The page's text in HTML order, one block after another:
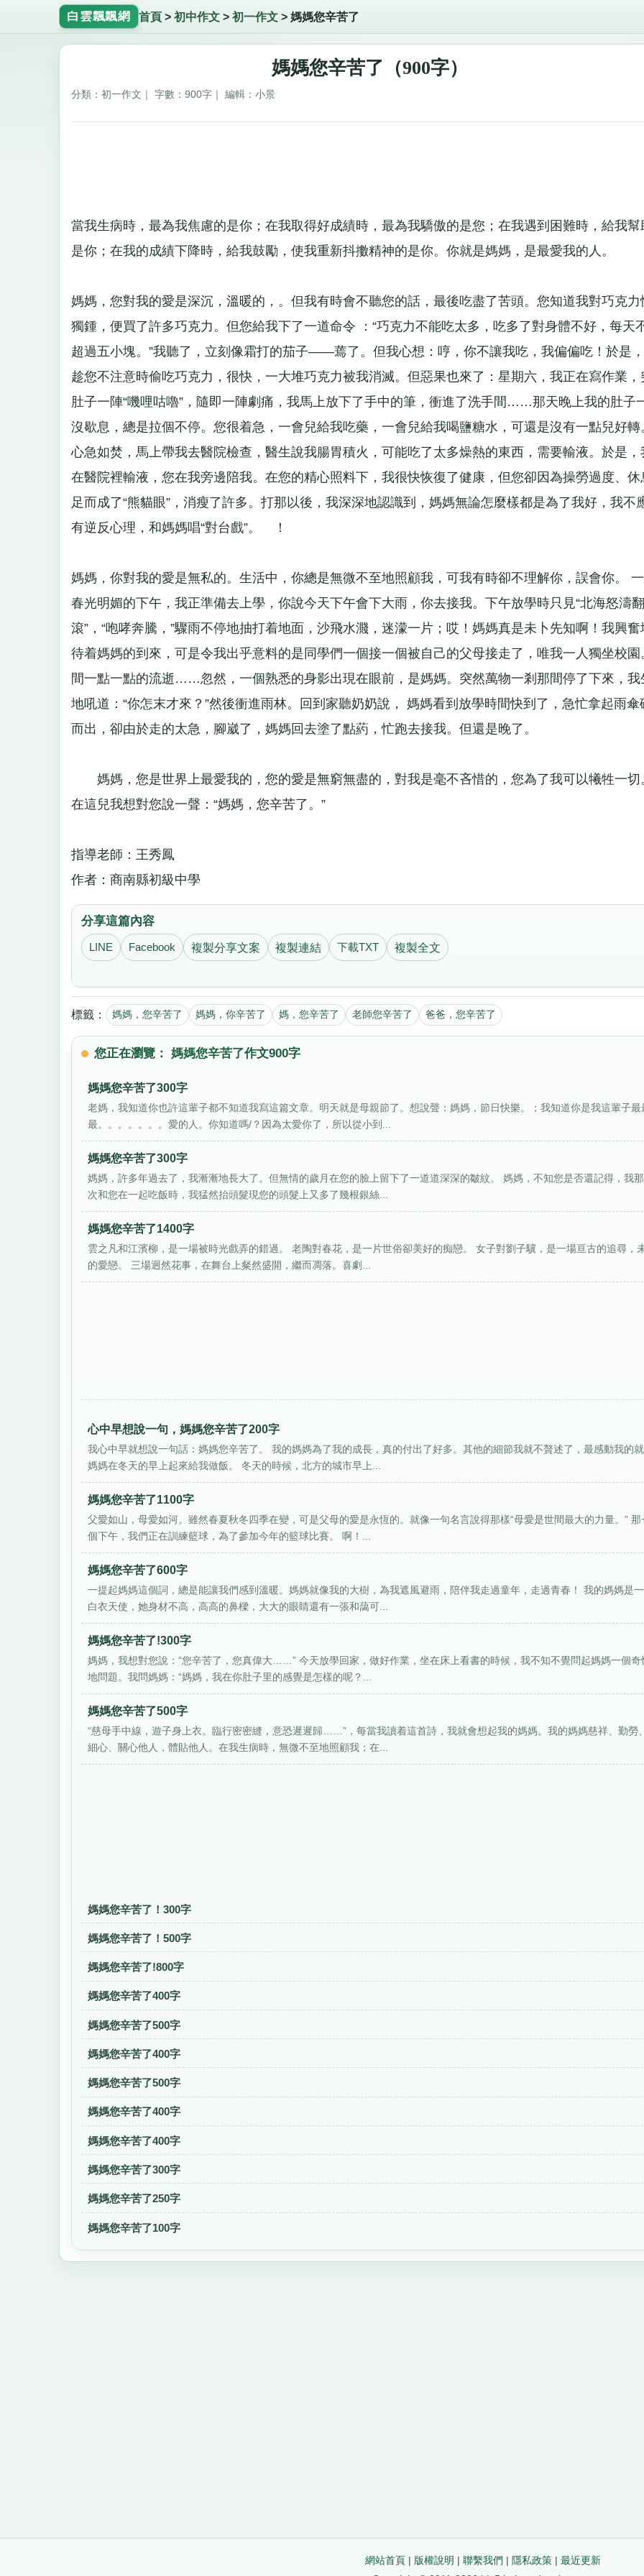
白雲飄飄網 首頁> 初中作文> 初一作文> 媽媽您辛苦了
媽媽您辛苦了（900字）
分類：初一作文｜ 字數：900字｜ 編輯：小景
當我生病時，最為我焦慮的是你；在我取得好成績時，最為我驕傲的是您；在我遇到困難時，給我幫
是你；在我的成績下降時，給我鼓勵，使我重新抖擻精神的是你。你就是媽媽，是最愛我的人。
媽媽，您對我的愛是深沉，溫暖的，。但我有時會不聽您的話，最後吃盡了苦頭。您知道我對巧克力
獨鍾，便買了許多巧克力。但您給我下了一道命令 ：“巧克力不能吃太多，吃多了對身體不好，每天
超過五小塊。”我聽了，立刻像霜打的茄子——蔫了。但我心想：哼，你不讓我吃，我偏偏吃！於是
趁您不注意時偷吃巧克力，很快，一大堆巧克力被我消滅。但惡果也來了：星期六，我正在寫作業，
肚子一陣“嘰哩咕嚕”，隨即一陣劇痛，我馬上放下了手中的筆，衝進了洗手間……那天晚上我的肚子
沒歇息，總是拉個不停。您很着急，一會兒給我吃藥，一會兒給我喝鹽糖水，可還是沒有一點兒好轉
心急如焚，馬上帶我去醫院檢查，醫生說我腸胃積火，可能吃了太多燥熱的東西，需要輸液。於是，
在醫院裡輸液，您在我旁邊陪我。在您的精心照料下，我很快恢復了健康，但您卻因為操勞過度、休
足而成了“熊貓眼”，消瘦了許多。打那以後，我深深地認識到，媽媽無論怎麼樣都是為了我好，我不
有逆反心理，和媽媽唱“對台戲”。 ！
媽媽，你對我的愛是無私的。生活中，你總是無微不至地照顧我，可我有時卻不理解你，誤會你。
春光明媚的下午，我正準備去上學，你說今天下午會下大雨，你去接我。下午放學時只見“北海怒濤翻
滾”，“咆哮奔騰，”驟雨不停地抽打着地面，沙飛水濺，迷濛一片；哎！媽媽真是未卜先知啊！我興奮
待着媽媽的到來，可是令我出乎意料的是同學們一個接一個被自己的父母接走了，唯我一人獨坐校園
間一點一點的流逝……忽然，一個熟悉的身影出現在眼前，是媽媽。突然萬物一剎那間停了下來，我
地吼道：“你怎末才來？”然後衝進雨林。回到家聽奶奶說， 媽媽看到放學時間快到了，急忙拿起雨傘
而出，卻由於走的太急，腳崴了，媽媽回去塗了點葯，忙跑去接我。但還是晚了。
媽媽，您是世界上最愛我的，您的愛是無窮無盡的，對我是毫不吝惜的，您為了我可以犧牲一切
在這兒我想對您說一聲：“媽媽，您辛苦了。”
指導老師：王秀鳳
作者：商南縣初級中學
分享這篇內容
LINE Facebook 複製分享文案 複製連結 下載TXT 複製全文
標籤： 媽媽，您辛苦了 媽媽，你辛苦了 媽，您辛苦了 老師您辛苦了 爸爸，您辛苦了
您正在瀏覽： 媽媽您辛苦了作文900字
媽媽您辛苦了300字
老媽，我知道你也許這輩子都不知道我寫這篇文章。明天就是母親節了。想說聲：媽媽，節日快樂。；我知道你是我這輩子最
最。。。。。。。愛的人。你知道嗎/？因為太愛你了，所以從小到...
媽媽您辛苦了300字
媽媽，許多年過去了，我漸漸地長大了。但無情的歲月在您的臉上留下了一道道深深的皺紋。 媽媽，不知您是否還記得，我
次和您在一起吃飯時，我猛然抬頭髮現您的頭髮上又多了幾根銀絲...
媽媽您辛苦了1400字
雲之凡和江濱柳，是一場被時光戲弄的錯過。 老陶對春花，是一片世俗卻美好的痴戀。 女子對劉子驥，是一場亘古的追尋，
的愛戀。 三場迥然花事，在舞台上粲然盛開，繼而凋落。喜劇...
心中早想說一句，媽媽您辛苦了200字
我心中早就想說一句話：媽媽您辛苦了。 我的媽媽為了我的成長，真的付出了好多。其他的細節我就不贅述了，最感動我的
媽媽在冬天的早上起來給我做飯。 冬天的時候，北方的城市早上...
媽媽您辛苦了1100字
父愛如山，母愛如河。雖然春夏秋冬四季在變，可是父母的愛是永恆的。就像一句名言說得那樣“母愛是世間最大的力量。” 那
個下午，我們正在訓練籃球，為了參加今年的籃球比賽。 啊！...
媽媽您辛苦了600字
一提起媽媽這個詞，總是能讓我們感到溫暖。媽媽就像我的大樹，為我遮風避雨，陪伴我走過童年，走過青春！ 我的媽媽是
白衣天使，她身材不高，高高的鼻樑，大大的眼睛還有一張和藹可...
媽媽您辛苦了!300字
媽媽，我想對您說：“您辛苦了，您真偉大……” 今天放學回家，做好作業，坐在床上看書的時候，我不知不覺問起媽媽一個奇
地問題。我問媽媽：“媽媽，我在你肚子里的感覺是怎樣的呢？...
媽媽您辛苦了500字
“慈母手中線，遊子身上衣。臨行密密縫，意恐遲遲歸……”，每當我讀着這首詩，我就會想起我的媽媽。我的媽媽慈祥、勤勞
細心、關心他人，體貼他人。在我生病時，無微不至地照顧我；在...
媽媽您辛苦了！300字
媽媽您辛苦了！500字
媽媽您辛苦了!800字
媽媽您辛苦了400字
媽媽您辛苦了500字
媽媽您辛苦了400字
媽媽您辛苦了500字
媽媽您辛苦了400字
媽媽您辛苦了400字
媽媽您辛苦了300字
媽媽您辛苦了250字
媽媽您辛苦了100字
網站首頁 | 版權說明 | 聯繫我們 | 隱私政策 | 最近更新